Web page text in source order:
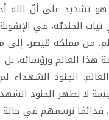
هو تشديد على أنّ
الجنديّة، في
من مملكة قيصر، إلى
هذا العالم
الجنود
لا نظهر الجنود
فدائمًا نرسمهم في